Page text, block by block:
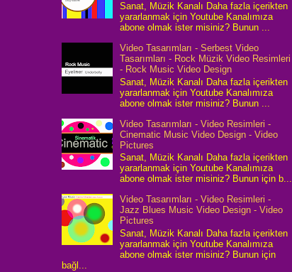
Sanat, Müzik Kanalı Daha fazla içerikten
yararlanmak için Youtube Kanalımıza
abone olmak ister misiniz? Bunun ...
Video Tasarımları - Serbest Video
Tasarımları - Rock Müzik Video Resimleri
- Rock Music Video Design
Sanat, Müzik Kanalı Daha fazla içerikten
yararlanmak için Youtube Kanalımıza
abone olmak ister misiniz? Bunun ...
Video Tasarımları - Video Resimleri -
Cinematic Music Video Design - Video
Pictures
Sanat, Müzik Kanalı Daha fazla içerikten
yararlanmak için Youtube Kanalımıza
abone olmak ister misiniz? Bunun için b...
Video Tasarımları - Video Resimleri -
Jazz Blues Music Video Design - Video
Pictures
Sanat, Müzik Kanalı Daha fazla içerikten
yararlanmak için Youtube Kanalımıza
abone olmak ister misiniz? Bunun için
bağl...